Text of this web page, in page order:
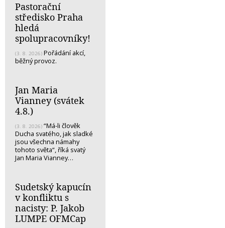
Pastorační
středisko Praha
hledá
spolupracovníky!
(3. 8. 2026) Pořádání akcí,
běžný provoz.
Jan Maria
Vianney (svátek
4.8.)
(3. 8. 2026) “Má-li člověk
Ducha svatého, jak sladké
jsou všechna námahy
tohoto světa“, říká svatý
Jan Maria Vianney…
Sudetský kapucín
v konfliktu s
nacisty: P. Jakob
LUMPE OFMCap